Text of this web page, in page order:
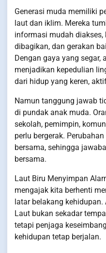
Generasi muda memiliki
laut dan iklim. Mereka
informasi mudah diakses,
dibagikan, dan gerakan
Dengan gaya yang segar,
menjadikan kepedulian
dari hidup yang keren,
Namun tanggung jawab
di pundak anak muda.
sekolah, pemimpin,
perlu bergerak.
bersama, sehingga
bersama.
Laut Biru Menyimpan
mengajak kita berhenti
latar belakang
Laut bukan sekadar
tetapi penjaga
kehidupan tetap berjalan.